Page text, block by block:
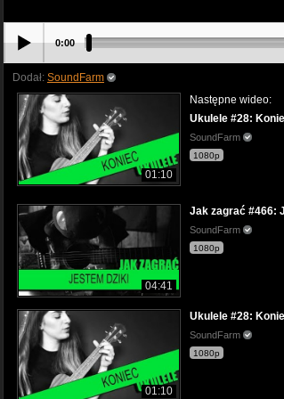
0:00
Dodał: SoundFarm
01:10
Następne wideo:
Ukulele #28:
SoundFarm
1080p
04:41
Jak zagrać #466:
SoundFarm
1080p
01:10
Ukulele #28:
SoundFarm
1080p